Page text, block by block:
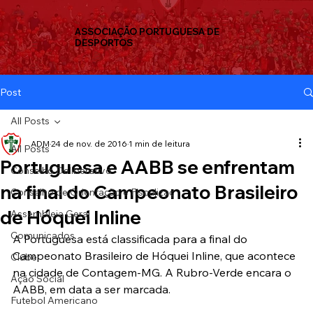
ASSOCIAÇÃO PORTUGUESA DE
DESPORTOS
Post
All Posts
Conselho Deliberativo
Conselho de Orientação e Fiscalizaç
Assembleia Geral
Comunicados
Clube
Ação Social
Futebol Americano
All Posts
Portuguesa e AABB se enfrentam
na final do Campeonato Brasileiro
de Hóquei Inline
ADM 24 de nov. de 2016 1 min de leitura
A Portuguesa está classificada para a final do
Campeonato Brasileiro de Hóquei Inline, que acontece
na cidade de Contagem-MG. A Rubro-Verde encara o
AABB, em data a ser marcada.